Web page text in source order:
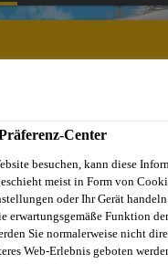
Center
besuchen, kann diese
meist in Form von
oder Ihr Gerät
erwartungsgemäße Funktion
Sie normalerweise nicht
Web-Erlebnis geboten